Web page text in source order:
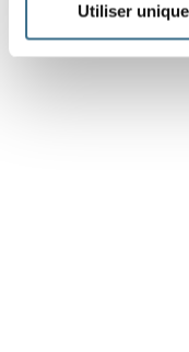
Utiliser